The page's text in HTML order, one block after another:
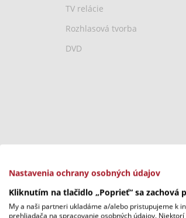
Nastavenia ochrany osobných údajov
Kliknutím na tlačidlo „Poprieť“ sa
My a naši partneri ukladáme a/alebo pristupujeme k
prehliadača na spracovanie osobných údajov.
TV relácie
Rozhlasová tvorba
DVD